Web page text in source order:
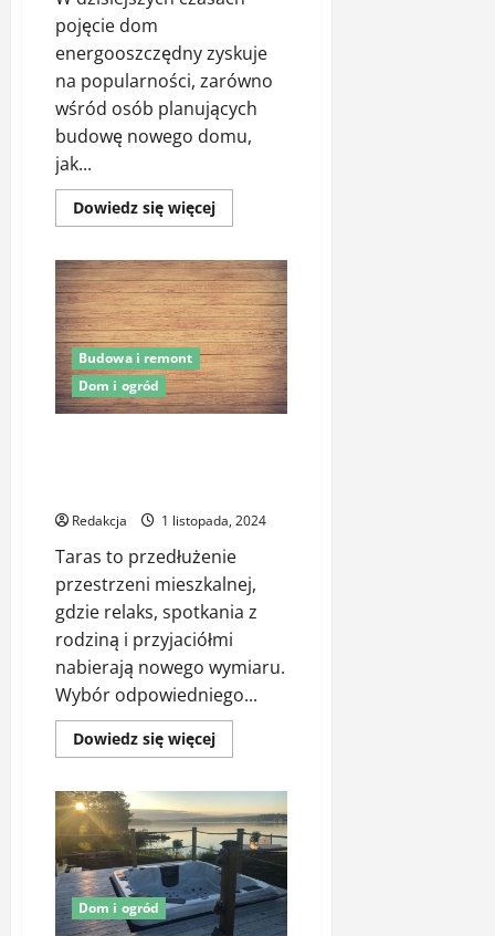
pojęcie dom
energooszczędny zyskuje
na popularności, zarówno
wśród osób planujących
budowę nowego domu,
jak...
Dowiedz się więcejDowiedz
się
Dom
Energooszczędny:
Klucz
do
Zrównoważonego
i
Ekonomicznego
Budownictwa
Budowa i remont
Dom i ogród
Redakcja 1 listopada, 2024
Taras to przedłużenie
przestrzeni mieszkalnej,
gdzie relaks, spotkania z
rodziną i przyjaciółmi
nabierają nowego wymiaru.
Wybór odpowiedniego...
Dowiedz się więcejDowiedz
się
Dlaczego
warto
zainwestować
w
ogrodzenie
tarasu
z
desek
kompozytowych?
Dom i ogród